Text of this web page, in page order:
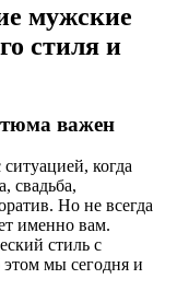
мужские
стиля и
важен
когда
свадьба,
Но не всегда
именно вам.
стиль с
мы сегодня и